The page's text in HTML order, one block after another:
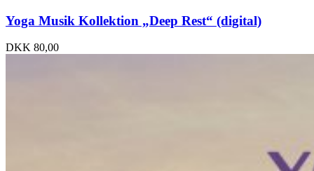
Yoga Musik Kollektion „Deep Rest“ (digital)
DKK 80,00